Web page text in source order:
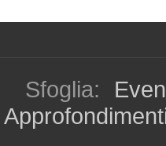
Sfoglia: